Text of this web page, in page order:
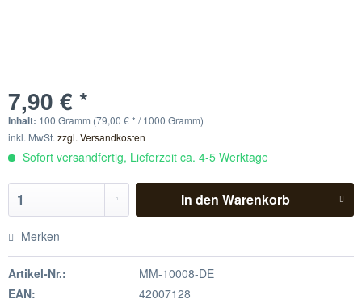
7,90 € *
Inhalt: 100 Gramm (79,00 € * / 1000 Gramm)
inkl. MwSt. zzgl. Versandkosten
Sofort versandfertig, Lieferzeit ca. 4-5 Werktage
In den Warenkorb
Merken
Artikel-Nr.:
MM-10008-DE
EAN:
42007128